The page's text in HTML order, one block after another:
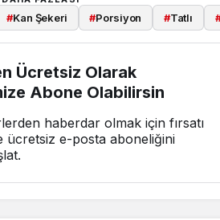
#Kan Şekeri #Porsiyon #Tatlı
Ücretsiz Olarak
Abone Olabilirsin
haberdar olmak için fırsatı
ücretsiz e-posta aboneliğini